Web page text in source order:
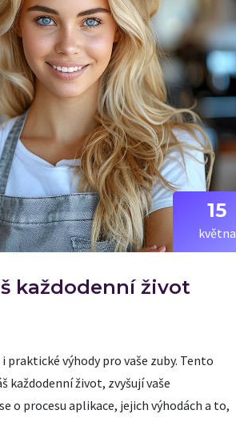
15
května
každodenní život
výhody pro vaše zuby. Tento
každodenní život, zvyšují vaše
o procesu aplikace, jejich výhodách a to,